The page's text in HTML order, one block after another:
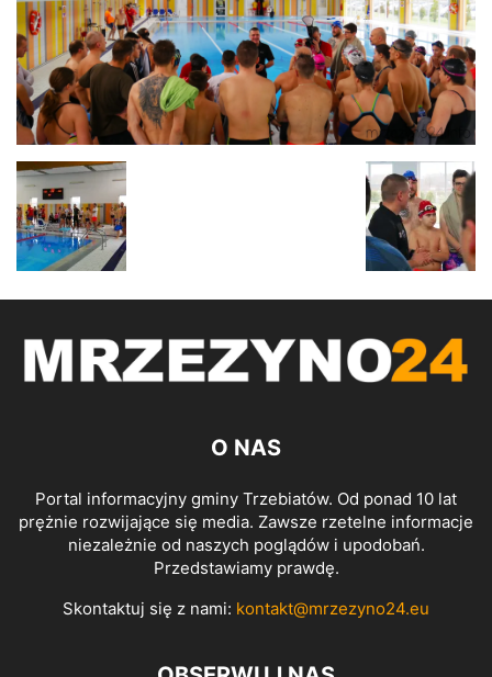
O NAS
Portal informacyjny gminy Trzebiatów. Od ponad 10 lat
prężnie rozwijające się media. Zawsze rzetelne informacje
niezależnie od naszych poglądów i upodobań.
Przedstawiamy prawdę.
Skontaktuj się z nami: kontakt@mrzezyno24.eu